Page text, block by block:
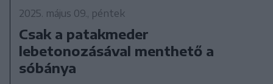
2025. május 09., péntek
Csak a patakmeder
lebetonozásával menthető a
sóbánya